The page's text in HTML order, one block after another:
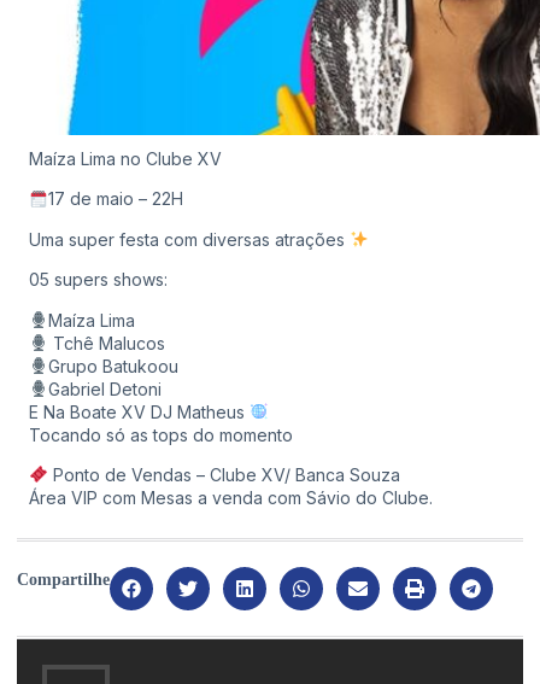
Maíza Lima no Clube XV
17 de maio – 22H
Uma super festa com diversas atrações
05 supers shows:
Maíza Lima
Tchê Malucos
Grupo Batukoou
Gabriel Detoni
E Na Boate XV DJ Matheus
Tocando só as tops do momento
Ponto de Vendas – Clube XV/ Banca Souza
Área VIP com Mesas a venda com Sávio do Clube.
Compartilhe